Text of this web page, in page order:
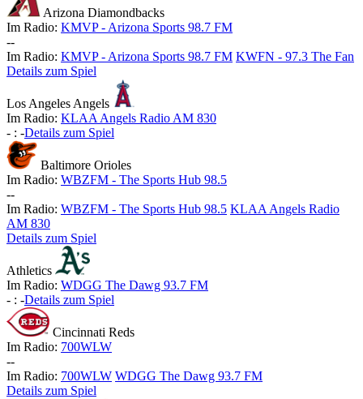
Arizona Diamondbacks
Im Radio: KMVP - Arizona Sports 98.7 FM
--
Im Radio: KMVP - Arizona Sports 98.7 FM KWFN - 97.3 The Fan
Details zum Spiel
Los Angeles Angels
Im Radio: KLAA Angels Radio AM 830
- : -Details zum Spiel
Baltimore Orioles
Im Radio: WBZFM - The Sports Hub 98.5
--
Im Radio: WBZFM - The Sports Hub 98.5 KLAA Angels Radio
AM 830
Details zum Spiel
Athletics
Im Radio: WDGG The Dawg 93.7 FM
- : -Details zum Spiel
Cincinnati Reds
Im Radio: 700WLW
--
Im Radio: 700WLW WDGG The Dawg 93.7 FM
Details zum Spiel